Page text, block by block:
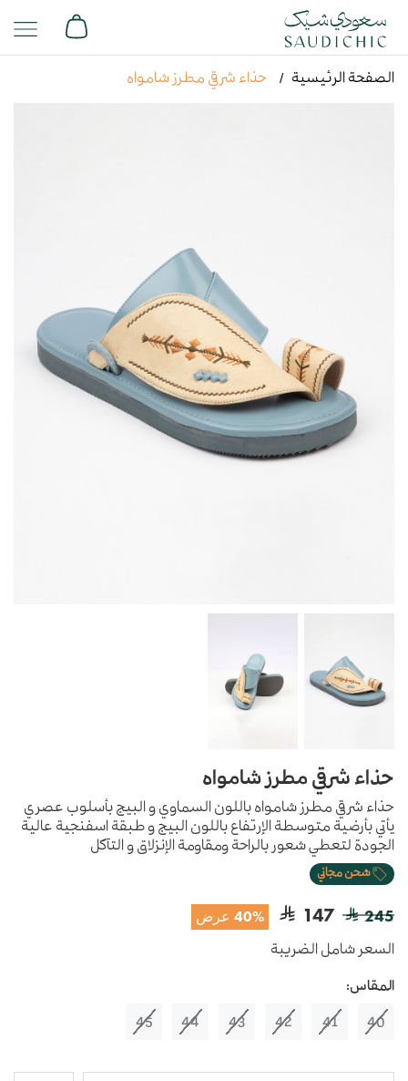
الصفحة الرئيسية حذاء شرقي مطرز شامواه
حذاء شرقي مطرز شامواه
حذاء شرقي مطرز شامواه باللون السماوي و البيج بأسلوب عصري
يأتي بأرضية متوسطة الإرتفاع باللون البيج و طبقة اسفنجية عالية
الجودة لتعطي شعور بالراحة ومقاومة الإنزلاق و التآكل
شحن مجاني
245
147 40% عرض
السعر شامل الضريبة
المقاس:
40
41
42
43
44
45